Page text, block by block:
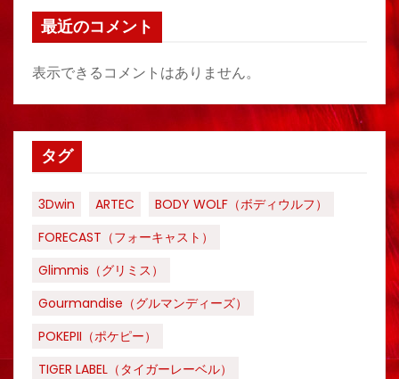
最近のコメント
表示できるコメントはありません。
タグ
3Dwin ARTEC
BODY WOLF（ボディウルフ）
FORECAST（フォーキャスト）
Glimmis（グリミス）
Gourmandise（グルマンディーズ）
POKEPII（ポケピー）
TIGER LABEL（タイガーレーベル）